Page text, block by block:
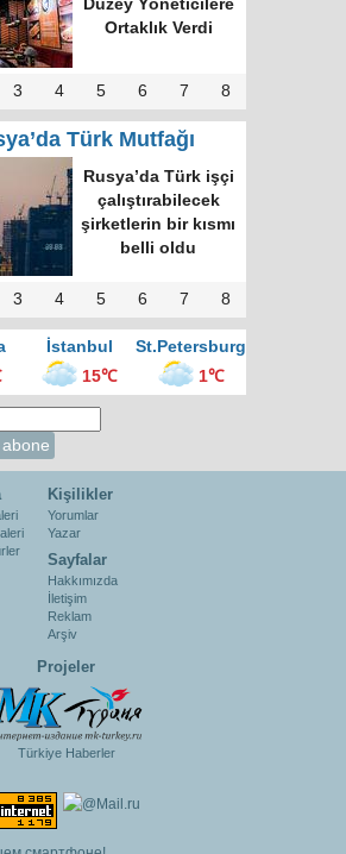
Bişkek
Yeni
3 4 5 6 7 8
Türk Mutfağı
en
kültür
“Türk
3 4 5 6 7 8
İstanbul
St.Petersburg
15℃ 1℃
Kişilikler
Yorumlar
Yazar
Sayfalar
Hakkımızda
İletişim
Reklam
Arşiv
Projeler
Türkiye Haberler